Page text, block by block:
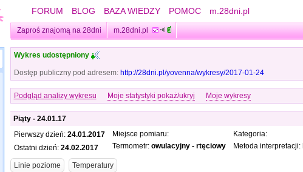
FORUM BLOG BAZA WIEDZY POMOC m.28dni.pl
Zaproś znajomą na 28dni m.28dni.pl
Wykres udostępniony
Dostęp publiczny pod adresem: http://28dni.pl/yovenna/wykresy/2017-01-24
Podgląd analizy wykresu Moje statystyki pokaż/ukryj Moje wykresy
Piąty - 24.01.17
Pierwszy dzień: 24.01.2017
Ostatni dzień: 24.02.2017
Miejsce pomiaru:
Termometr: owulacyjny - rtęciowy
Kategoria:
Metoda interpretacji: